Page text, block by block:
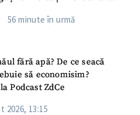
56 minute în urmă
fără apă? De ce seacă
să economisim?
Podcast ZdCe
2026, 13:15